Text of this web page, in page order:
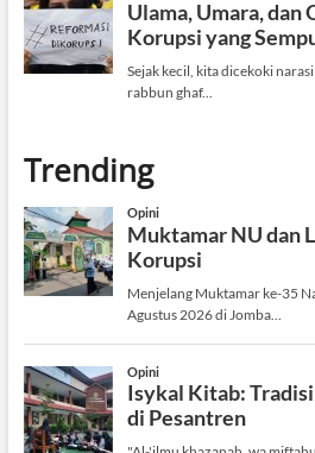
Trending